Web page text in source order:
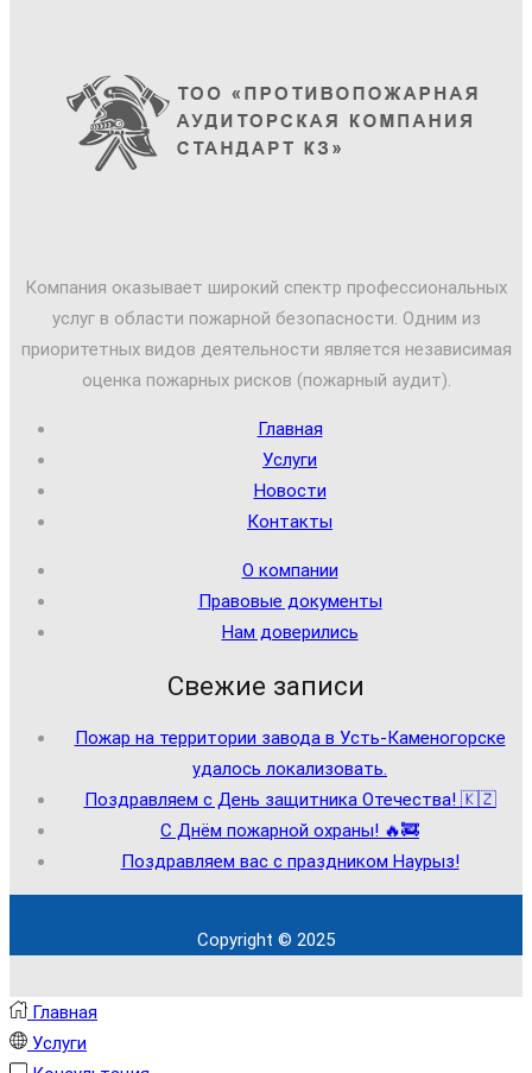
Компания оказывает широкий спектр профессиональных
услуг в области пожарной безопасности. Одним из
приоритетных видов деятельности является независимая
оценка пожарных рисков (пожарный аудит).
Главная
Услуги
Новости
Контакты
О компании
Правовые документы
Нам доверились
Свежие записи
Пожар на территории завода в Усть-Каменогорске
удалось локализовать.
Поздравляем с День защитника Отечества! 🇰🇿
С Днём пожарной охраны! 🔥🚒
Поздравляем вас с праздником Наурыз!
Copyright © 2025
Главная
Услуги